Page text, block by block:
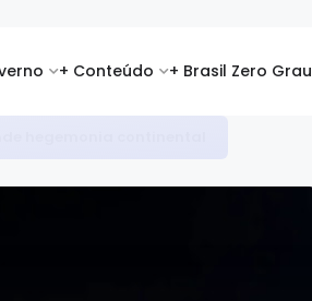
+ Conteúdo + Brasil Zero Grau